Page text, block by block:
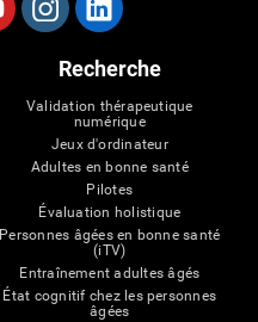
Recherche
Validation thérapeutique
numérique
Jeux d'ordinateur
Adultes en bonne santé
Pilotes
Évaluation holistique
Personnes âgées en bonne santé
(iTV)
Entraînement adultes âgés
État cognitif chez les personnes
âgées